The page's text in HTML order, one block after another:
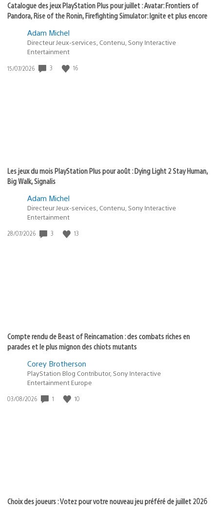
Catalogue des jeux PlayStation Plus pour juillet : Avatar: Frontiers of
Pandora, Rise of the Ronin, Firefighting Simulator: Ignite et plus encore
Adam Michel
Directeur Jeux-services, Contenu, Sony Interactive
Entertainment
Date
15/07/2026 3 16
Les jeux du mois PlayStation Plus pour août : Dying Light 2 Stay Human,
Big Walk, Signalis
Adam Michel
Directeur Jeux-services, Contenu, Sony Interactive
Entertainment
Date
28/07/2026 3 13
Compte rendu de Beast of Reincarnation : des combats riches en
parades et le plus mignon des chiots mutants
Corey Brotherson
PlayStation Blog Contributor, Sony Interactive
Entertainment Europe
Date
03/08/2026 1 10
Choix des joueurs : Votez pour votre nouveau jeu préféré de juillet 2026